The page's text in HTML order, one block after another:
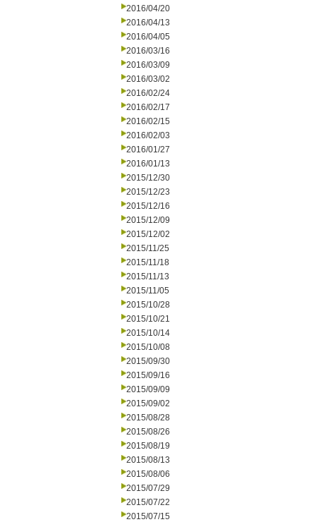
2016/04/20
2016/04/13
2016/04/05
2016/03/16
2016/03/09
2016/03/02
2016/02/24
2016/02/17
2016/02/15
2016/02/03
2016/01/27
2016/01/13
2015/12/30
2015/12/23
2015/12/16
2015/12/09
2015/12/02
2015/11/25
2015/11/18
2015/11/13
2015/11/05
2015/10/28
2015/10/21
2015/10/14
2015/10/08
2015/09/30
2015/09/16
2015/09/09
2015/09/02
2015/08/28
2015/08/26
2015/08/19
2015/08/13
2015/08/06
2015/07/29
2015/07/22
2015/07/15